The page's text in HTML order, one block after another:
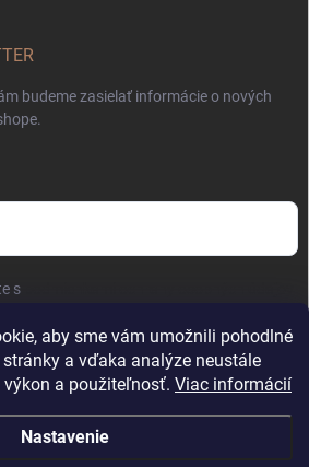
aby sme vám umožnili pohodlné
a vďaka analýze neustále
a použiteľnosť. Viac informácií
Nastavenie
budeme zasielať informácie o nových
s